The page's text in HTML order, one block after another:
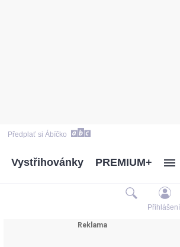
Předplať si Ábíčko
Vystřihovánky PREMIUM+
Přihlášení